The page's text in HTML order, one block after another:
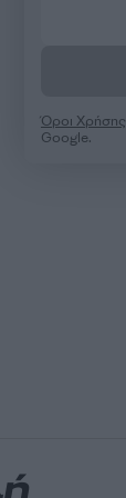
Όροι Χρήσης
Google.